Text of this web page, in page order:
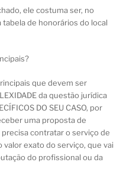
ele costuma ser, no
de honorários do local
que devem ser
da questão jurídica
DO SEU CASO, por
uma proposta de
contratar o serviço de
valor exato do serviço, que vai
do profissional ou da